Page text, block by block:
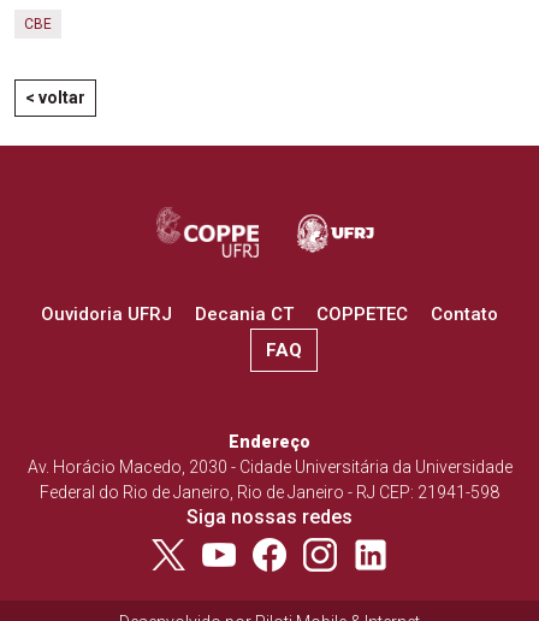
CBE
< voltar
Ouvidoria UFRJ Decania CT COPPETEC
Contato
FAQ
Endereço
Av. Horácio Macedo, 2030 - Cidade Universitária da Universidade
Federal do Rio de Janeiro, Rio de Janeiro - RJ CEP: 21941-598
Siga nossas redes